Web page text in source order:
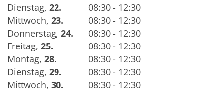
Dienstag, 22.
08:30 - 12:30
Mittwoch, 23.
08:30 - 12:30
Donnerstag, 24.
08:30 - 12:30
Freitag, 25.
08:30 - 12:30
Montag, 28.
08:30 - 12:30
Dienstag, 29.
08:30 - 12:30
Mittwoch, 30.
08:30 - 12:30